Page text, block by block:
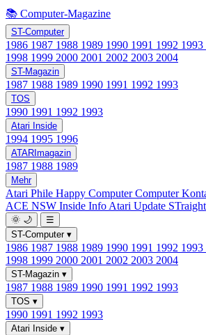
📚 Computer-Magazine
ST-Computer
1986 1987 1988 1989 1990 1991 1992 1993
1998 1999 2000 2001 2002 2003 2004
ST-Magazin
1987 1988 1989 1990 1991 1992 1993
TOS
1990 1991 1992 1993
Atari Inside
1994 1995 1996
ATARImagazin
1987 1988 1989
Mehr
Atari Phile Happy ComputerComputer
ACE NSW Inside Info Atari Update
🌞 🌙
☰
ST-Computer ▾
1986 1987 1988 1989 1990 1991 1992 1993
1998 1999 2000 2001 2002 2003 2004
ST-Magazin ▾
1987 1988 1989 1990 1991 1992 1993
TOS ▾
1990 1991 1992 1993
Atari Inside ▾